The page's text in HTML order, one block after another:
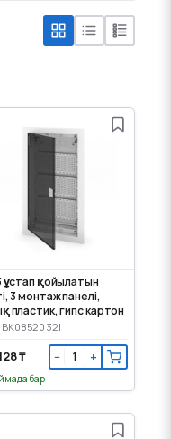
ұстап қойылатын
3 монтаж панелі,
пластик, гипс картон
BK0852032I
₸ − +
бар